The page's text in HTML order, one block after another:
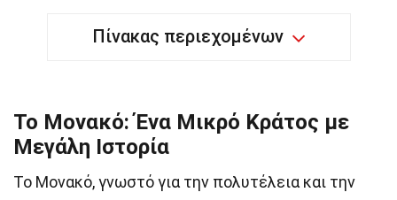
Πίνακας περιεχομένων
Το Μονακό: Ένα Μικρό Κράτος με
Μεγάλη Ιστορία
Το Μονακό, γνωστό για την πολυτέλεια και την